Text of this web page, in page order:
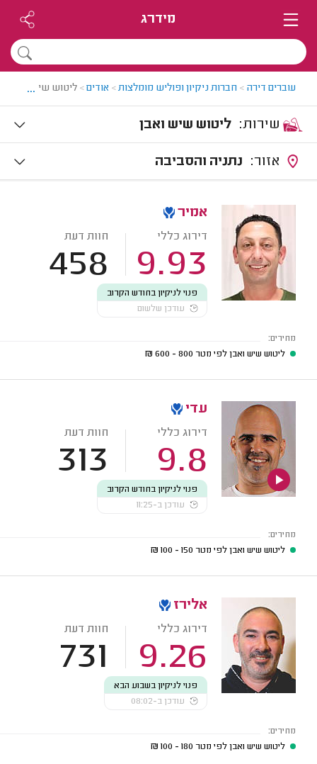
מידרג
עוברים דירה > חברות ניקיון ופוליש מומלצות> אודים> ליטוש שיש ואבן
...
ליטוש שיש ואבן
נתניה והסביבה
אמיר
דירוג כללי
9.93
חוות דעת
458
פנוי לניקיון בחודש הקרוב
עודכן שלשום
מחירים:
ליטוש שיש ואבן לפי מטר 800 - 600
₪
עדי
דירוג כללי
9.8
חוות דעת
313
פנוי לניקיון בחודש הקרוב
עודכן ב-11:25
מחירים:
ליטוש שיש ואבן לפי מטר 150 - 100
₪
אלירז
דירוג כללי
9.26
חוות דעת
731
פנוי לניקיון בשבוע הבא
עודכן ב-08:02
מחירים:
ליטוש שיש ואבן לפי מטר 180 - 100
₪